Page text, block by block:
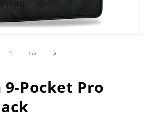
1 /van
2
Pocket Pro